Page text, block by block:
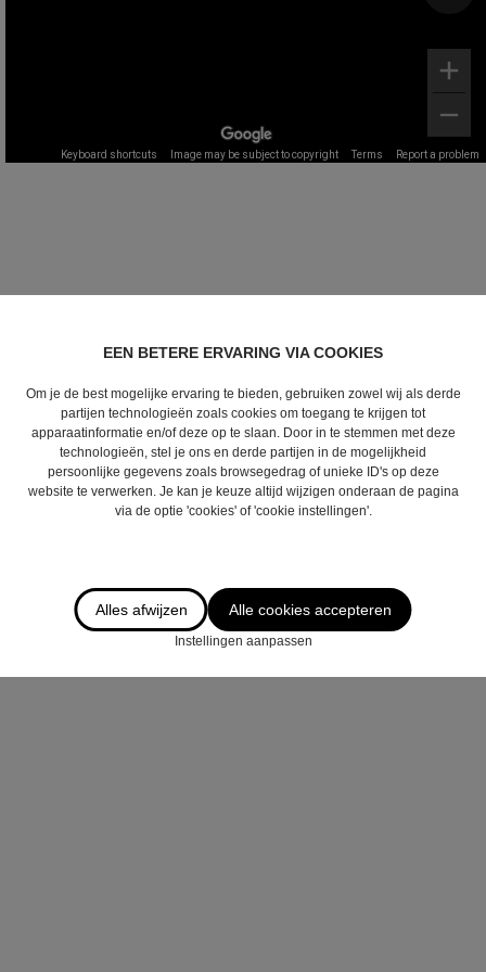
EEN BETERE ERVARING VIA COOKIES
Om je de best mogelijke ervaring te bieden, gebruiken zowel wij als derde
partijen technologieën zoals cookies om toegang te krijgen tot
apparaatinformatie en/of deze op te slaan. Door in te stemmen met deze
technologieën, stel je ons en derde partijen in de mogelijkheid
persoonlijke gegevens zoals browsegedrag of unieke ID's op deze
website te verwerken. Je kan je keuze altijd wijzigen onderaan de pagina
via de optie 'cookies' of 'cookie instellingen'.
Alles afwijzen Alle cookies accepteren
Instellingen aanpassen